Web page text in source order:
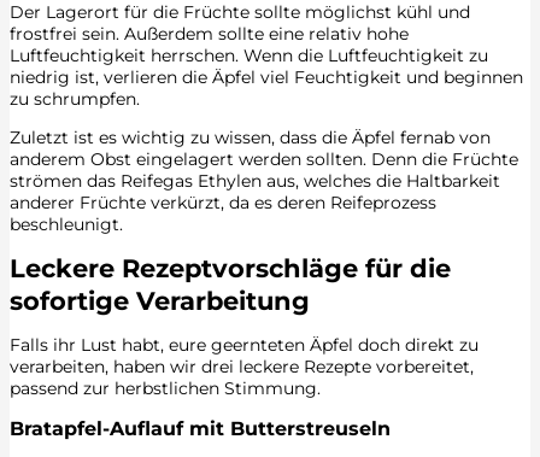
Der Lagerort für die Früchte sollte möglichst kühl und
frostfrei sein. Außerdem sollte eine relativ hohe
Luftfeuchtigkeit herrschen. Wenn die Luftfeuchtigkeit zu
niedrig ist, verlieren die Äpfel viel Feuchtigkeit und beginnen
zu schrumpfen.
Zuletzt ist es wichtig zu wissen, dass die Äpfel fernab von
anderem Obst eingelagert werden sollten. Denn die Früchte
strömen das Reifegas Ethylen aus, welches die Haltbarkeit
anderer Früchte verkürzt, da es deren Reifeprozess
beschleunigt.
Leckere Rezeptvorschläge für die
sofortige Verarbeitung
Falls ihr Lust habt, eure geernteten Äpfel doch direkt zu
verarbeiten, haben wir drei leckere Rezepte vorbereitet,
passend zur herbstlichen Stimmung.
Bratapfel-Auflauf mit Butterstreuseln